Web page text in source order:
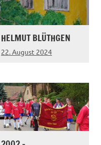
HELMUT BLÜTHGEN
22. August 2024